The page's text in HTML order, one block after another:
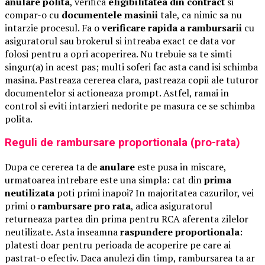
compar-o cu documentele masiniitale, ca nimic sa nu
intarzie procesul. Fa overificare rapida a rambursarii cu
asiguratorul sau brokerul si intreaba exact ce data vor
folosi pentru a opri acoperirea. Nu trebuie sa te simti
singur(a) in acest pas; multi soferi fac asta cand isi schimba
masina. Pastreaza cererea clara, pastreaza copii ale tuturor
documentelor si actioneaza prompt. Astfel, ramai in
control si eviti intarzieri nedorite pe masura ce se schimba
polita.
Reguli de rambursare proportionala (pro-rata)
Dupa ce cererea ta de anulare este pusa in miscare,
urmatoarea intrebare este una simpla: cat dinprima
neutilizata poti primi inapoi? In majoritatea cazurilor, vei
primi orambursare pro rata, adica asiguratorul
returneaza partea din prima pentru RCA aferenta zilelor
neutilizate. Asta inseamnaraspundere proportionala:
platesti doar pentru perioada de acoperire pe care ai
pastrat-o efectiv. Daca anulezi din timp, rambursarea ta ar